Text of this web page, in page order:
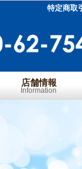
特定商取
店舗情報
Information